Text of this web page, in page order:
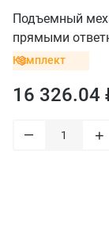
Подъемный
прямыми
Комплект
16 326.04
– +